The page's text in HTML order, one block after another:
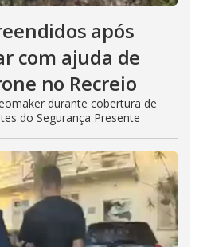
após
com ajuda de
no Recreio
durante cobertura de
do Segurança Presente